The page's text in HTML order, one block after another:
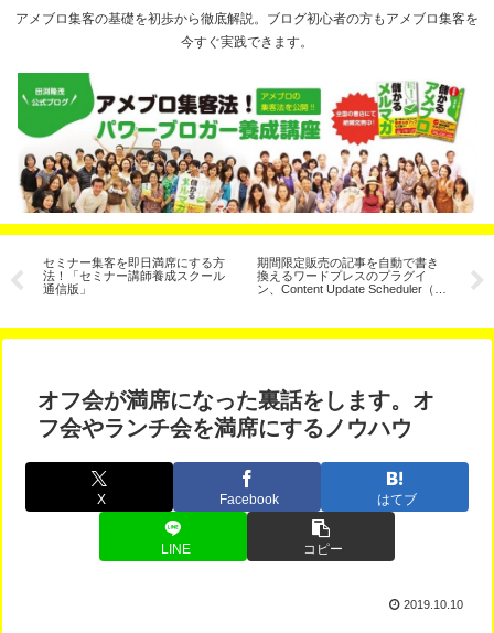
アメブロ集客の基礎を初歩から徹底解説。ブログ初心者の方もアメブロ集客を
今すぐ実践できます。
セミナー集客を即日満席にする方
法！「セミナー講師養成スクール
通信版」
期間限定販売の記事を自動で書き
換えるワードプレスのプラグイ
ン、Content Update Scheduler（コ
さ
の
オフ会が満席になった裏話をします。オ
フ会やランチ会を満席にするノウハウ
X Facebook はてブ
LINE コピー
2019.10.10